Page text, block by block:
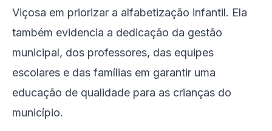
Viçosa em priorizar a alfabetização infantil. Ela
também evidencia a dedicação da gestão
municipal, dos professores, das equipes
escolares e das famílias em garantir uma
educação de qualidade para as crianças do
município.